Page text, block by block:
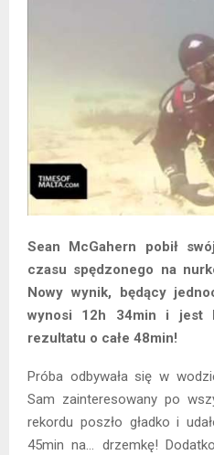
Sean McGahern pobił
czasu spędzonego na
Nowy wynik, będący
wynosi 12h 34min i jest
rezultatu o całe 48min!
Próba odbywała się w
Sam zainteresowany po
rekordu poszło gładko i
45min na… drzemkę!